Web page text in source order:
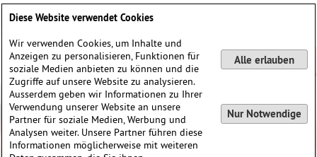
Diese Website verwendet Cookies
Wir verwenden Cookies, um Inhalte und
Anzeigen zu personalisieren, Funktionen für
soziale Medien anbieten zu können und die
Zugriffe auf unsere Website zu analysieren.
Ausserdem geben wir Informationen zu Ihrer
Verwendung unserer Website an unsere
Partner für soziale Medien, Werbung und
Analysen weiter. Unsere Partner führen diese
Informationen möglicherweise mit weiteren
Alle erlauben
Nur Notwendige